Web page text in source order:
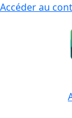
Accéder au